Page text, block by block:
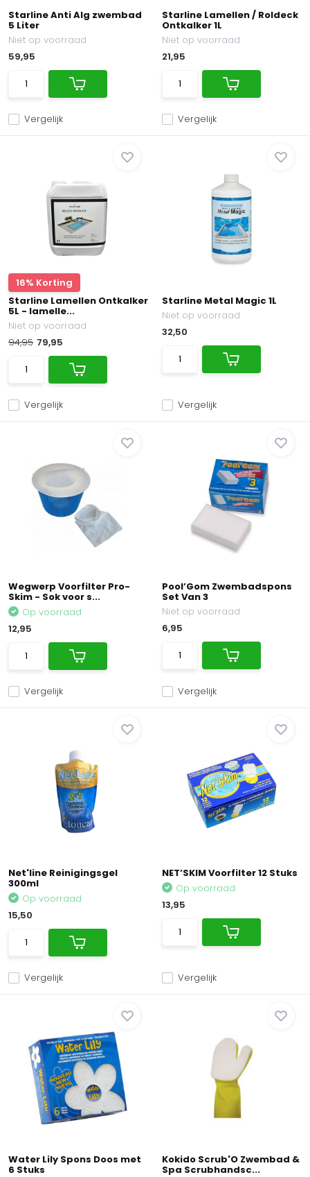
Starline Anti Alg zwembad
5 Liter
Vergelijk
Niet op voorraad
59,95
Starline Lamellen / Roldeck
Ontkalker 1L
Vergelijk
Niet op voorraad
21,95
16% Korting
Starline Lamellen Ontkalker
5L - lamelle...
Vergelijk
Niet op voorraad
94,95 79,95
Starline Metal Magic 1L
Vergelijk
Niet op voorraad
32,50
Wegwerp Voorfilter Pro-
Skim - Sok voor s...
Vergelijk
Op voorraad
12,95
Pool’Gom Zwembadspons
Set Van 3
Vergelijk
Niet op voorraad
6,95
Net'line Reinigingsgel
300ml
Vergelijk
Op voorraad
15,50
NET’SKIM Voorfilter 12 Stuks
Vergelijk
Op voorraad
13,95
Water Lily Spons Doos met
6 Stuks
Kokido Scrub'O Zwembad &
Spa Scrubhandsc...